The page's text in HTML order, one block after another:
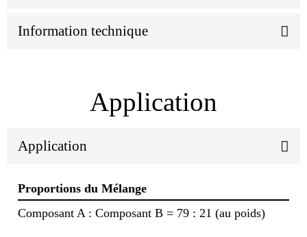
Information technique
Application
Application
Proportions du Mélange
Composant A : Composant B = 79 : 21 (au poids)